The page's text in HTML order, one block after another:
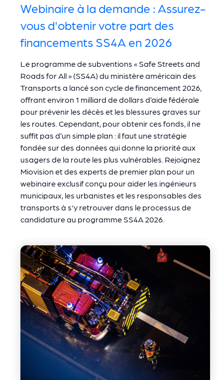
Webinaire à la demande : Assurez-
vous d'obtenir votre part des
financements SS4A en 2026
Le programme de subventions « Safe Streets and
Roads for All » (SS4A) du ministère américain des
Transports a lancé son cycle de financement 2026,
offrant environ 1 milliard de dollars d’aide fédérale
pour prévenir les décès et les blessures graves sur
les routes. Cependant, pour obtenir ces fonds, il ne
suffit pas d’un simple plan : il faut une stratégie
fondée sur des données qui donne la priorité aux
usagers de la route les plus vulnérables. Rejoignez
Miovision et des experts de premier plan pour un
webinaire exclusif conçu pour aider les ingénieurs
municipaux, les urbanistes et les responsables des
transports à s'y retrouver dans le processus de
candidature au programme SS4A 2026.